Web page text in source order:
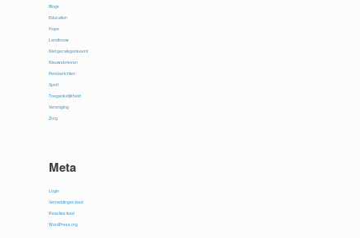
Blogs
Education
Hope
Landbouw
Niet gecategoriseerd
Nieuwsbrieven
Persberichten
Sport
Toegankelijkheid
Vereniging
Zorg
Meta
Login
Vermeldingen feed
Reacties feed
WordPress.org